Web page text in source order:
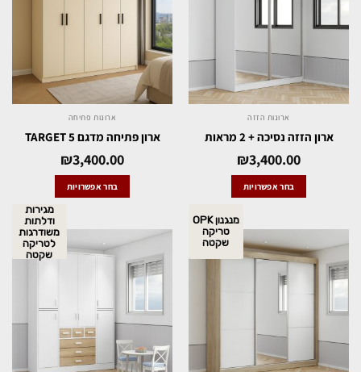
ארונות הזזה
ארון הזזה נסיכה + 2 מראות
₪3,400.00
בחר אפשרויות
ארונות פתיחה
ארון פתיחה מדגם TARGET 5
₪3,400.00
בחר אפשרויות
מנגנון OPK
טריקה
שקטה
מגירות
ודלתות
משודרגות
לטריקה
שקטה